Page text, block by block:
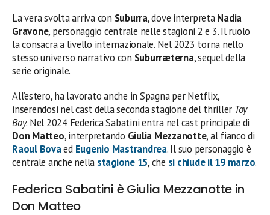
La vera svolta arriva con Suburra, dove interpretaNadia
Gravone, personaggio centrale nelle stagioni 2 e 3. Il ruolo
la consacra a livello internazionale. Nel 2023 torna nello
stesso universo narrativo con Suburræterna, sequel della
serie originale.
All’estero, ha lavorato anche in Spagna per Netflix,
inserendosi nel cast della seconda stagione del thriller Toy
Boy. Nel 2024 Federica Sabatini entra nel cast principale di
Don Matteo, interpretando Giulia Mezzanotte, al fianco di
Raoul Bovaed Eugenio Mastrandrea. Il suo personaggio è
centrale anche nella stagione 15, che si chiude il 19 marzo.
Federica Sabatini è Giulia Mezzanotte in
Don Matteo